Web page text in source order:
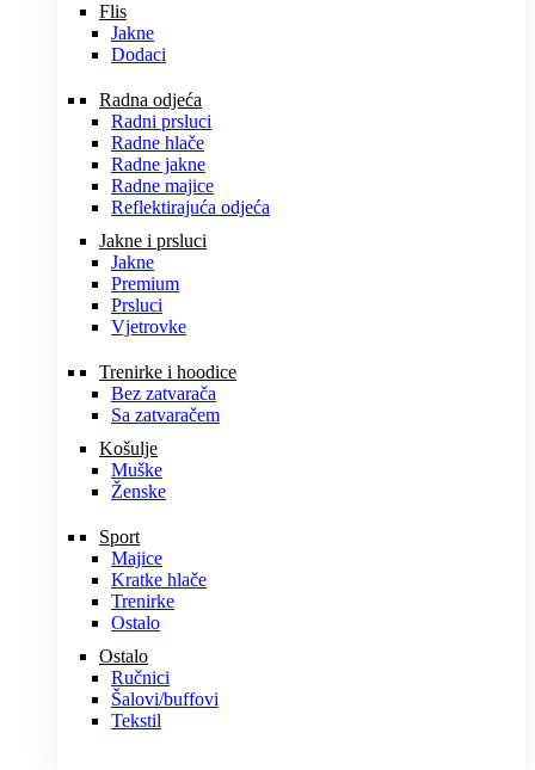
Flis
Jakne
Dodaci
Radna odjeća
Radni prsluci
Radne hlače
Radne jakne
Radne majice
Reflektirajuća odjeća
Jakne i prsluci
Jakne
Premium
Prsluci
Vjetrovke
Trenirke i hoodice
Bez zatvarača
Sa zatvaračem
Košulje
Muške
Ženske
Sport
Majice
Kratke hlače
Trenirke
Ostalo
Ostalo
Ručnici
Šalovi/buffovi
Tekstil